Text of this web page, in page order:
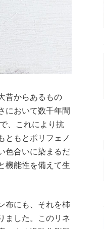
昔からあるもの
において数千年間
、これにより抗
ともとポリフェノ
色合いに染まるだ
機能性を備えて生
布にも、それを柿
ました。このリネ